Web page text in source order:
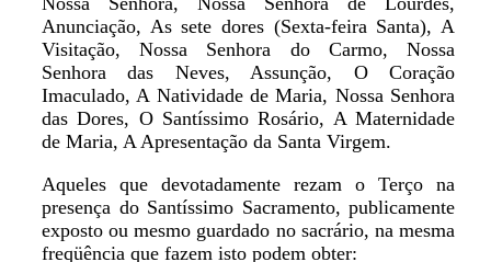
Anunciação, As sete dores (Sexta-feira Santa), A
Visitação, Nossa Senhora do Carmo, Nossa
Senhora das Neves, Assunção, O Coração
Imaculado, A Natividade de Maria, Nossa Senhora
das Dores, O Santíssimo Rosário, A Maternidade
de Maria, A Apresentação da Santa Virgem.
Aqueles que devotadamente rezam o Terço na
presença do Santíssimo Sacramento, publicamente
exposto ou mesmo guardado no sacrário, na mesma
freqüência que fazem isto podem obter: